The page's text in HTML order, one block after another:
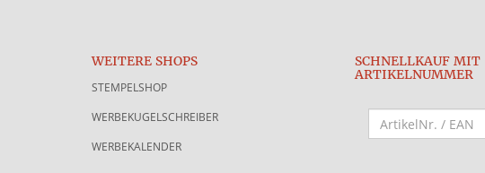
WEITERE SHOPS
STEMPELSHOP
WERBEKUGELSCHREIBER
WERBEKALENDER
SCHNELLKAUF MIT
ARTIKELNUMMER